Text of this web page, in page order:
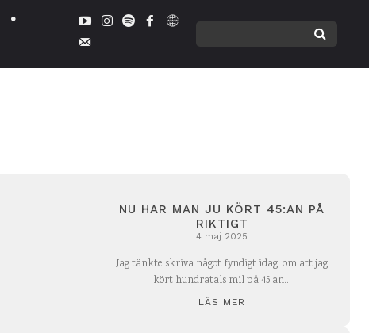
NU HAR MAN JU KÖRT 45:AN PÅ
RIKTIGT
4 maj 2025
Jag tänkte skriva något fyndigt idag, om att jag
kört hundratals mil på 45:an...
LÄS MER